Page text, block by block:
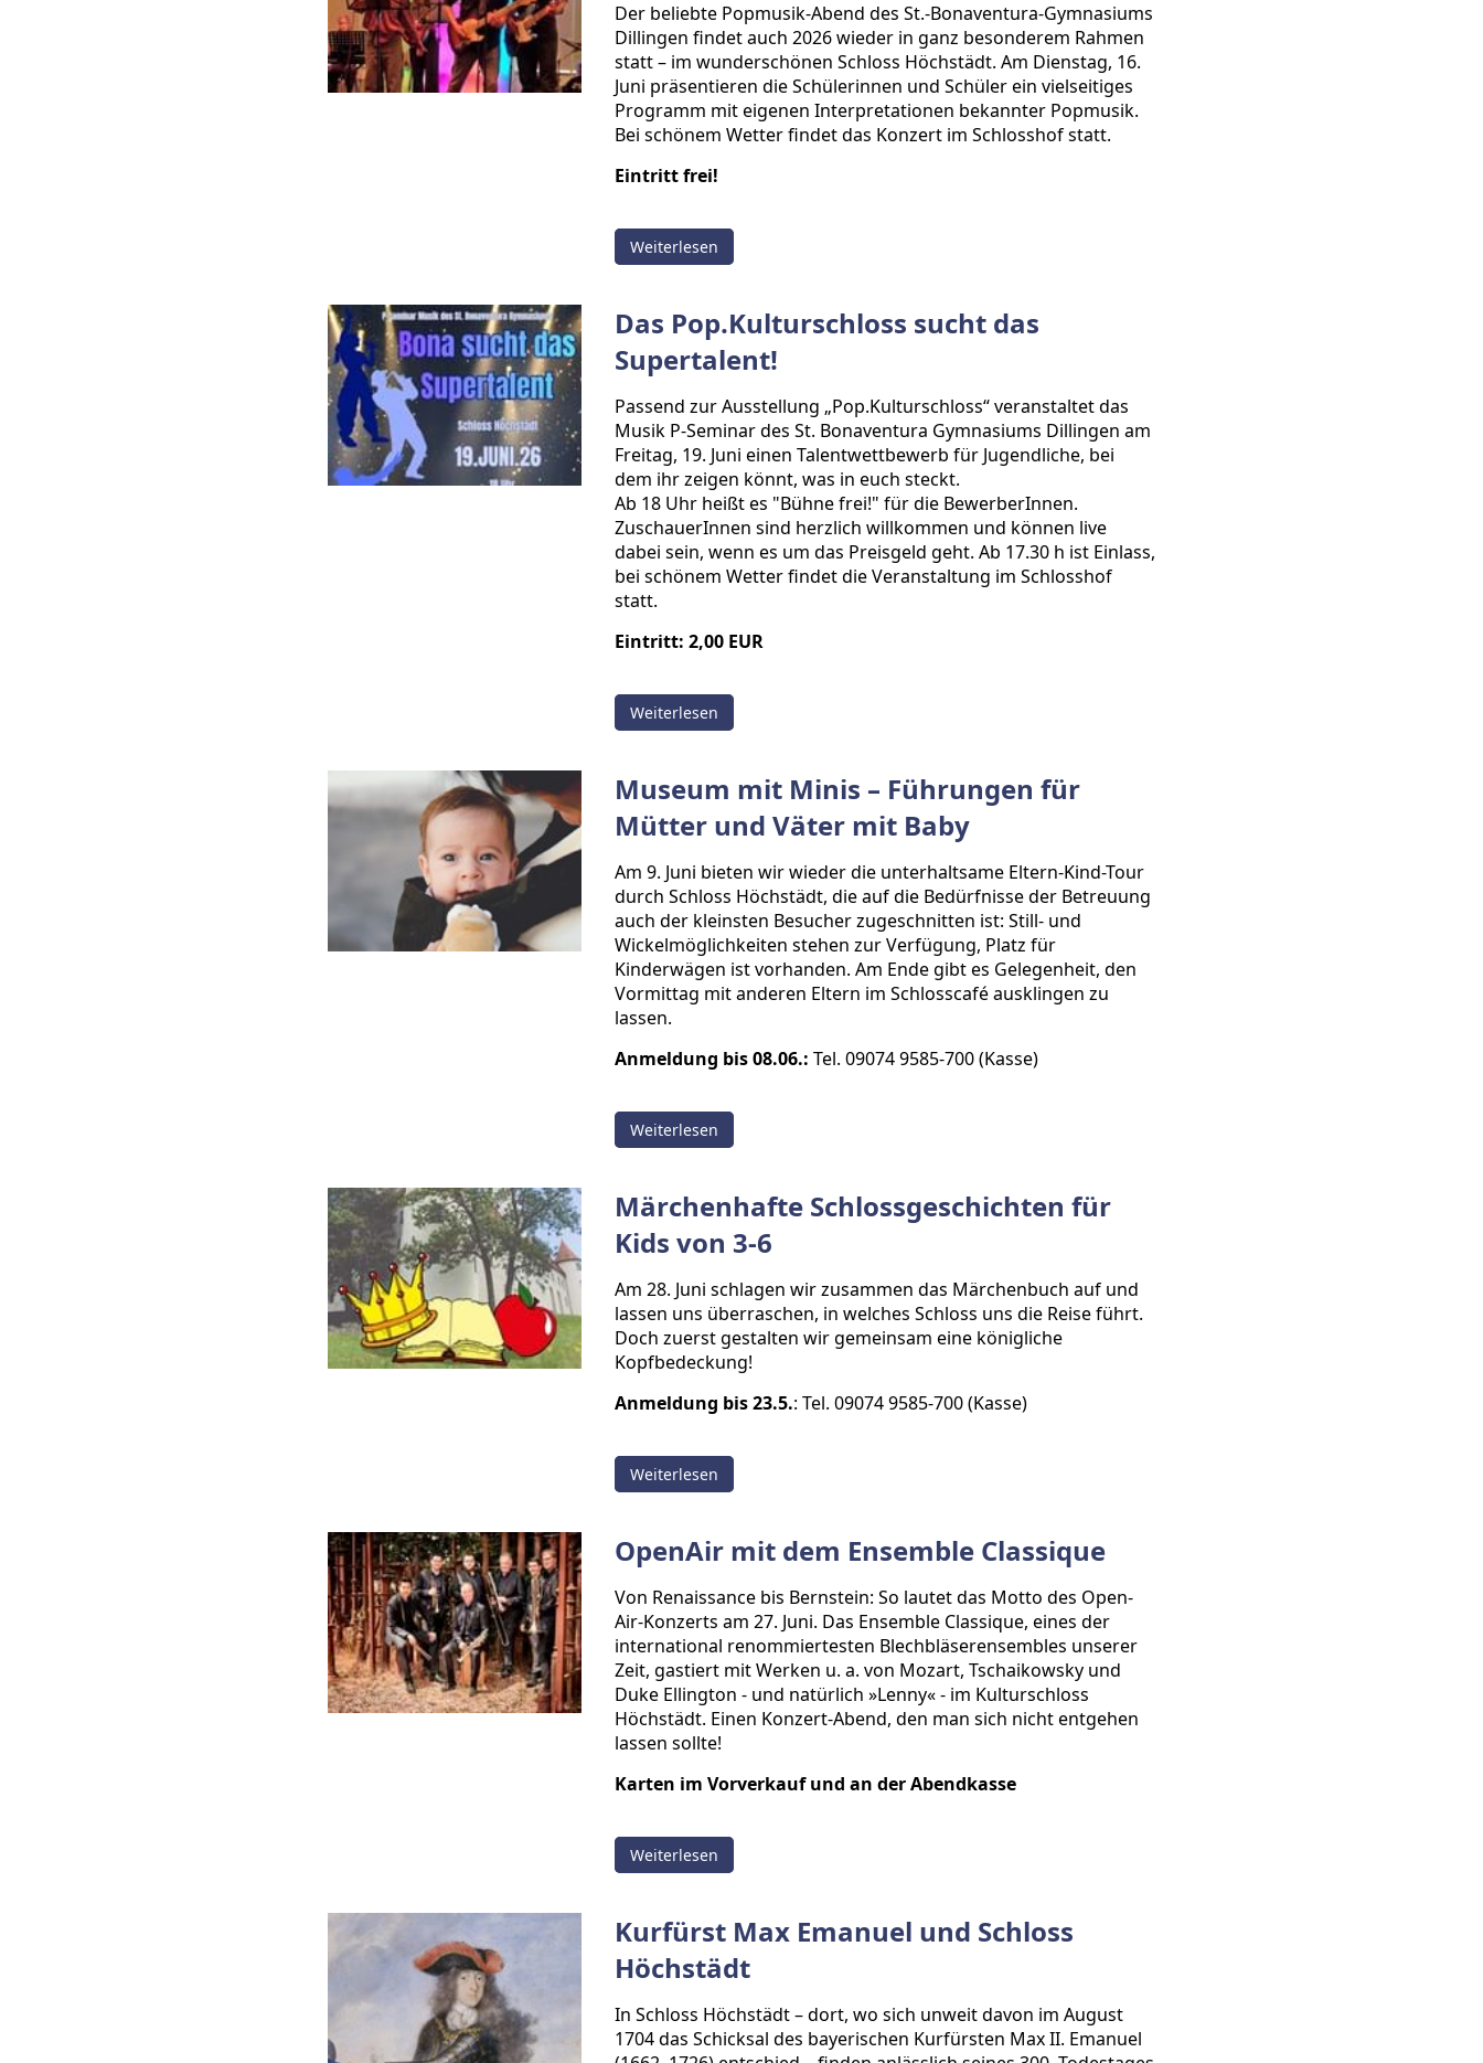
Der beliebte Popmusik-Abend des St.-Bonaventura-Gymnasiums
Dillingen findet auch 2026 wieder in ganz besonderem Rahmen
statt – im wunderschönen Schloss Höchstädt. Am Dienstag, 16.
Juni präsentieren die Schülerinnen und Schüler ein vielseitiges
Programm mit eigenen Interpretationen bekannter Popmusik.
Bei schönem Wetter findet das Konzert im Schlosshof statt.
Eintritt frei!
Weiterlesen
Das Pop.Kulturschloss sucht das
Supertalent!
Passend zur Ausstellung „Pop.Kulturschloss“ veranstaltet das
Musik P-Seminar des St. Bonaventura Gymnasiums Dillingen am
Freitag, 19. Juni einen Talentwettbewerb für Jugendliche, bei
dem ihr zeigen könnt, was in euch steckt.
Ab 18 Uhr heißt es "Bühne frei!" für die BewerberInnen.
ZuschauerInnen sind herzlich willkommen und können live
dabei sein, wenn es um das Preisgeld geht. Ab 17.30 h ist Einlass,
bei schönem Wetter findet die Veranstaltung im Schlosshof
statt.
Eintritt: 2,00 EUR
Weiterlesen
Museum mit Minis – Führungen für
Mütter und Väter mit Baby
Am 9. Juni bieten wir wieder die unterhaltsame Eltern-Kind-Tour
durch Schloss Höchstädt, die auf die Bedürfnisse der Betreuung
auch der kleinsten Besucher zugeschnitten ist: Still- und
Wickelmöglichkeiten stehen zur Verfügung, Platz für
Kinderwägen ist vorhanden. Am Ende gibt es Gelegenheit, den
Vormittag mit anderen Eltern im Schlosscafé ausklingen zu
lassen.
Anmeldung bis 08.06.: Tel. 09074 9585-700 (Kasse)
Weiterlesen
Märchenhafte Schlossgeschichten für
Kids von 3-6
Am 28. Juni schlagen wir zusammen das Märchenbuch auf und
lassen uns überraschen, in welches Schloss uns die Reise führt.
Doch zuerst gestalten wir gemeinsam eine königliche
Kopfbedeckung!
Anmeldung bis 23.5.: Tel. 09074 9585-700 (Kasse)
Weiterlesen
OpenAir mit dem Ensemble Classique
Von Renaissance bis Bernstein: So lautet das Motto des Open-
Air-Konzerts am 27. Juni. Das Ensemble Classique, eines der
international renommiertesten Blechbläserensembles unserer
Zeit, gastiert mit Werken u. a. von Mozart, Tschaikowsky und
Duke Ellington - und natürlich »Lenny« - im Kulturschloss
Höchstädt. Einen Konzert-Abend, den man sich nicht entgehen
lassen sollte!
Karten im Vorverkauf und an der Abendkasse
Weiterlesen
Kurfürst Max Emanuel und Schloss
Höchstädt
In Schloss Höchstädt – dort, wo sich unweit davon im August
1704 das Schicksal des bayerischen Kurfürsten Max II. Emanuel